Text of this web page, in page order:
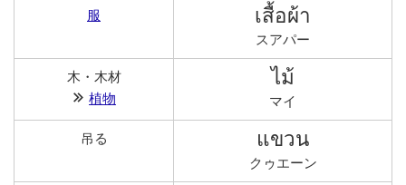
服 เสื้อผ้า
スアパー
木・木材
植物
ไม้
マイ
吊る แขวน
クゥエーン